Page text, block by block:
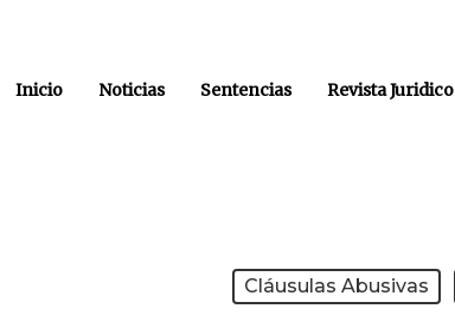
Inicio Noticias Sentencias Revista Juridico
Cláusulas Abusivas